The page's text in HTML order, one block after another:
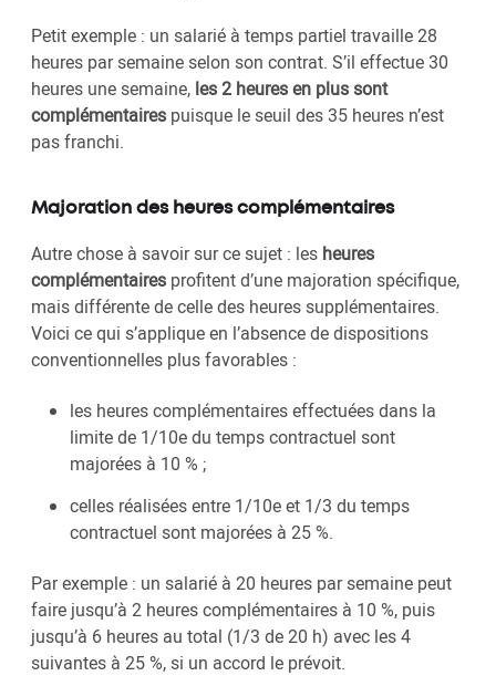
Petit exemple : un salarié à temps partiel travaille 28
heures par semaine selon son contrat. S’il effectue 30
heures une semaine, les 2 heures en plus sont
complémentaires puisque le seuil des 35 heures n’est
pas franchi.
Majoration des heures complémentaires
Autre chose à savoir sur ce sujet : les heures
complémentaires profitent d’une majoration spécifique,
mais différente de celle des heures supplémentaires.
Voici ce qui s’applique en l’absence de dispositions
conventionnelles plus favorables :
les heures complémentaires effectuées dans la
limite de 1/10e du temps contractuel sont
majorées à 10 % ;
celles réalisées entre 1/10e et 1/3 du temps
contractuel sont majorées à 25 %.
Par exemple : un salarié à 20 heures par semaine peut
faire jusqu’à 2 heures complémentaires à 10 %, puis
jusqu’à 6 heures au total (1/3 de 20 h) avec les 4
suivantes à 25 %, si un accord le prévoit.